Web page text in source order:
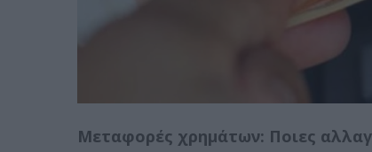
Μεταφορές χρημάτων: Ποιες